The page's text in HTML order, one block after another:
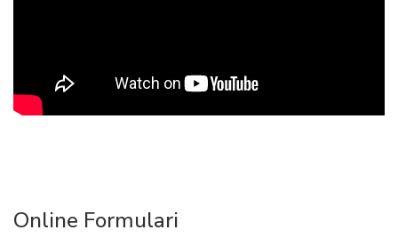
Online Formulari